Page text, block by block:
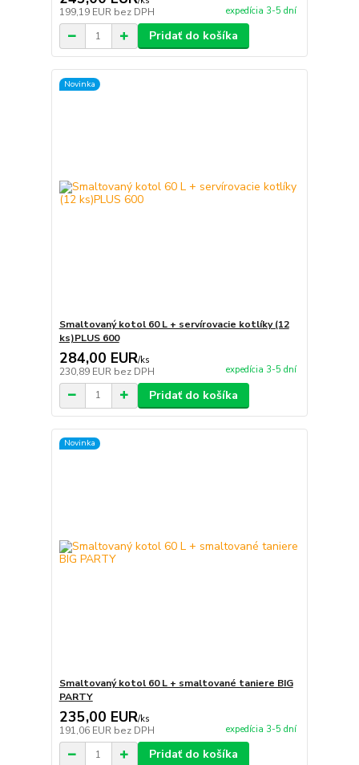
199,19 EUR bez DPH expedícia 3-5 dní
Pridať do košíka
Novinka
Smaltovaný kotol 60 L + servírovacie kotlíky (12
ks)PLUS 600
284,00 EUR/ks
230,89 EUR bez DPH expedícia 3-5 dní
Pridať do košíka
Novinka
Smaltovaný kotol 60 L + smaltované taniere BIG
PARTY
235,00 EUR/ks
191,06 EUR bez DPH expedícia 3-5 dní
Pridať do košíka